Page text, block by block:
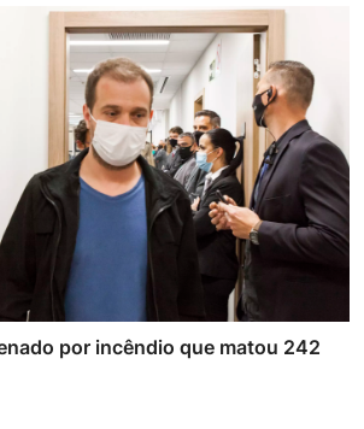
por incêndio que matou 242